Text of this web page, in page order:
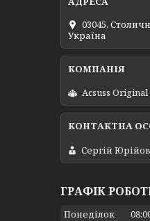
03045,
Україна
Acsuss Original
Сергій
ГРАФІК
Понеділок